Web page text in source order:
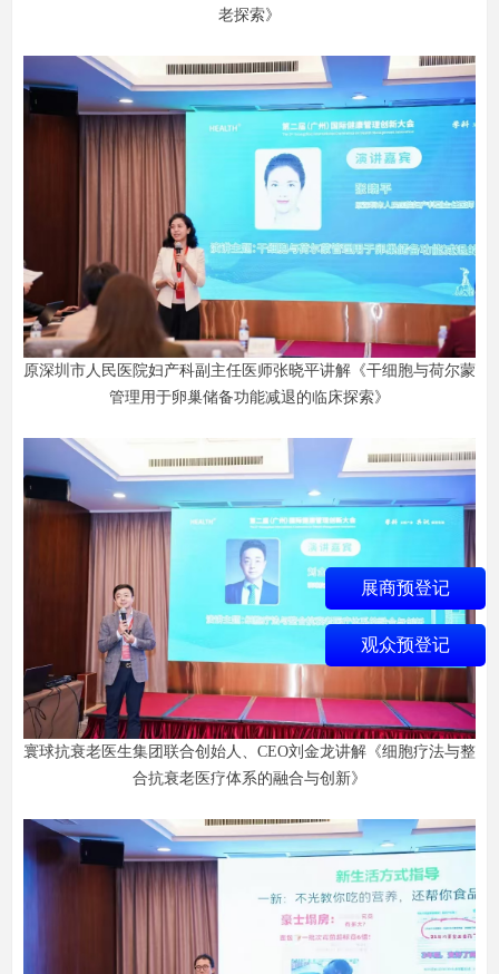
老探索》
原深圳市人民医院妇产科副主任医师张晓平讲解《干细胞与荷尔蒙
管理用于卵巢储备功能减退的临床探索》
寰球抗衰老医生集团联合创始人、CEO刘金龙讲解《细胞疗法与整
合抗衰老医疗体系的融合与创新》
展商预登记
观众预登记